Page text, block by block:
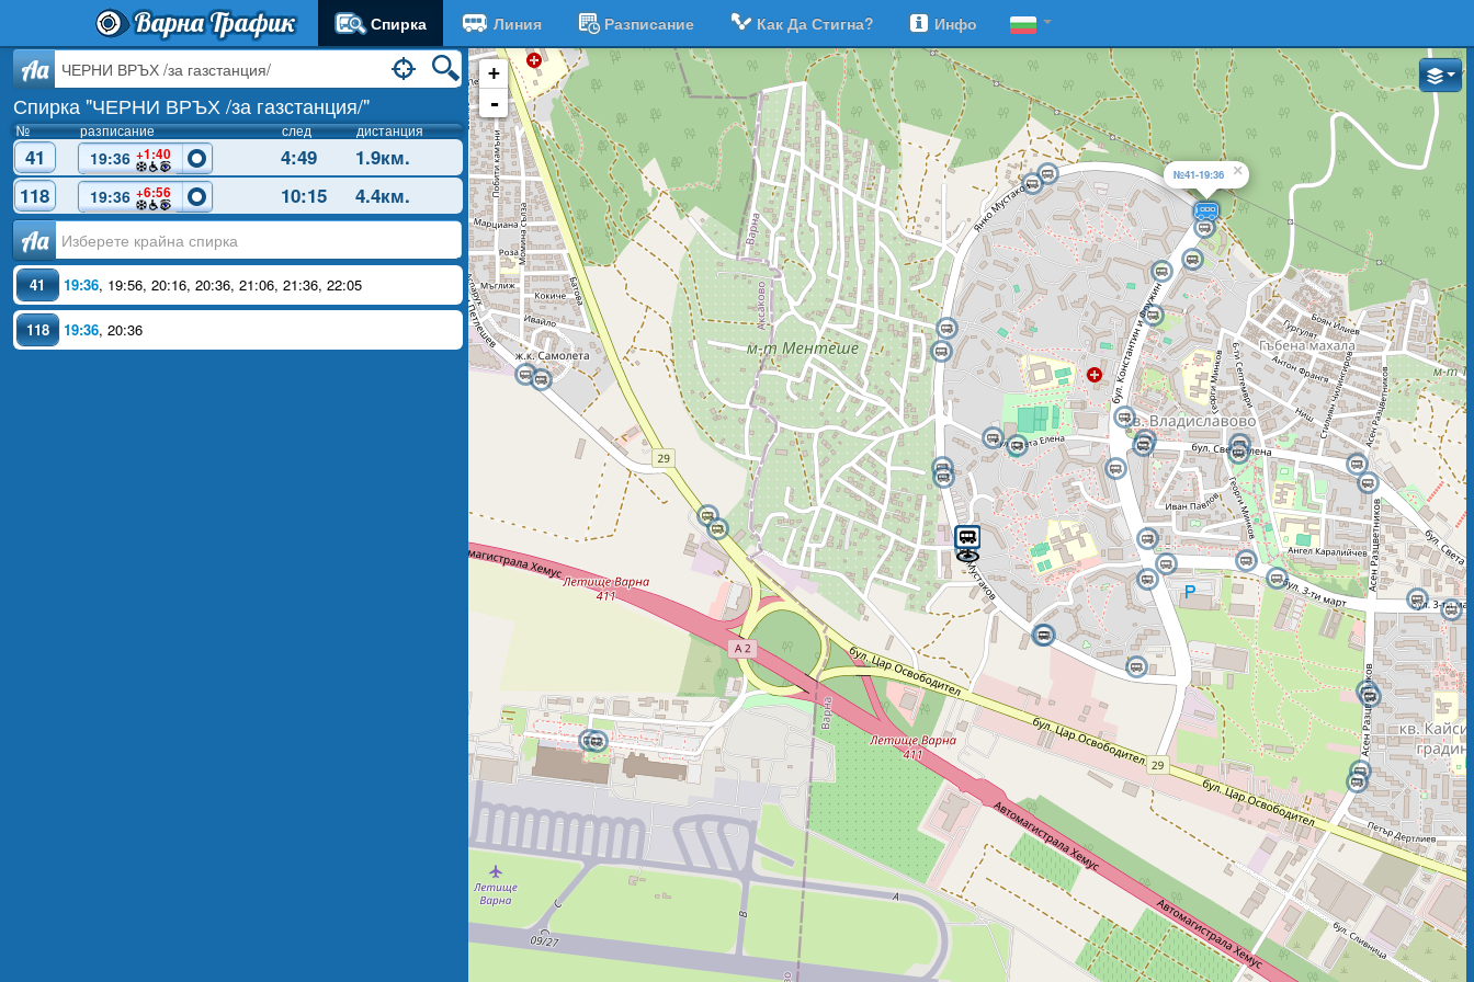
Варна Трафик Спирка Линия Разписание Как Да Стигна? Инфо
Aa
Спирка "ЧЕРНИ ВРЪХ /за газстанция/"
№ разписание след дистанция
41 19:36 +1:40 4:49
1.9км.
118
19:36 +6:56 10:15 4.4км.
Аа
41 19:36, 19:56, 20:16, 20:36, 21:06, 21:36, 22:05
118 19:36, 20:36
×
№41-19:36
+
-